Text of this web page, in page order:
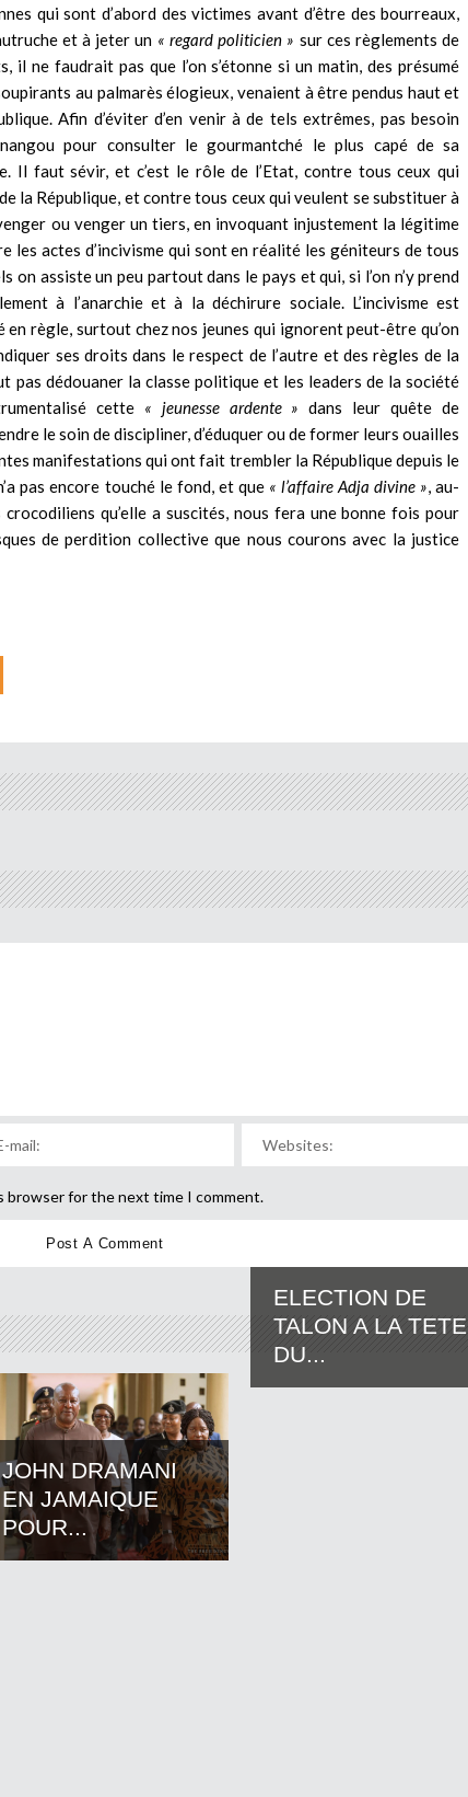
qui sont d’abord des victimes avant d’être des bourreaux,
et à jeter un « regard politicien » sur ces règlements de
il ne faudrait pas que l’on s’étonne si un matin, des présumé
au palmarès élogieux, venaient à être pendus haut et
Afin d’éviter d’en venir à de tels extrêmes, pas besoin
pour consulter le gourmantché le plus capé de sa
Il faut sévir, et c’est le rôle de l’Etat, contre tous ceux qui
la République, et contre tous ceux qui veulent se substituer à
ou venger un tiers, en invoquant injustement la légitime
actes d’incivisme qui sont en réalité les géniteurs de tous
on assiste un peu partout dans le pays et qui, si l’on n’y prend
à l’anarchie et à la déchirure sociale. L’incivisme est
en règle, surtout chez nos jeunes qui ignorent peut-être qu’on
ses droits dans le respect de l’autre et des règles de la
pas dédouaner la classe politique et les leaders de la société
cette « jeunesse ardente » dans leur quête de
le soin de discipliner, d’éduquer ou de former leurs ouailles
manifestations qui ont fait trembler la République depuis le
pas encore touché le fond, et que « l’affaire Adja divine », au-
qu’elle a suscités, nous fera une bonne fois pour
de perdition collective que nous courons avec la justice
browser for the next time I comment.
JOHN DRAMANI
EN JAMAIQUE
POUR...
ELECTION DE
TALON A LA TETE
DU...